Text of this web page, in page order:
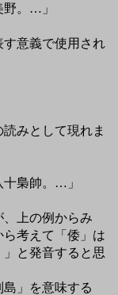
野。…」
意義で使用され
みとして現れま
梟帥。…」
上の例からみ
考えて「倭」は
」と発音すると思
」を意味する